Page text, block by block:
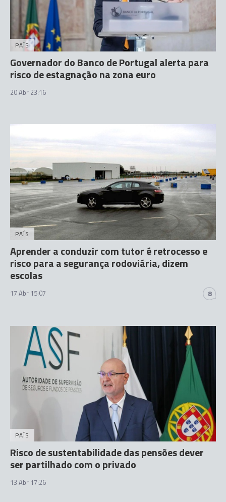
PAÍS
Governador do Banco de Portugal alerta para
risco de estagnação na zona euro
20 Abr 23:16
PAÍS
Aprender a conduzir com tutor é retrocesso e
risco para a segurança rodoviária, dizem
escolas
17 Abr 15:07 8
PAÍS
Risco de sustentabilidade das pensões dever
ser partilhado com o privado
13 Abr 17:26